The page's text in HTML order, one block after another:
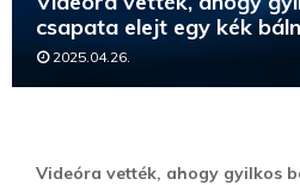
csapata elejt egy kék
2025.04.26.
Videóra vették, ahogy gyilkos